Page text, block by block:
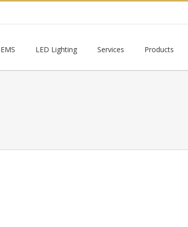
EMS LED Lighting Services Products